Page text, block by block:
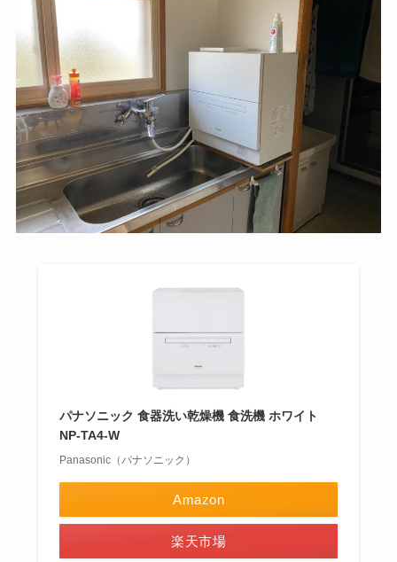
パナソニック 食器洗い乾燥機 食洗機 ホワイト
NP-TA4-W
Panasonic（パナソニック）
Amazon
楽天市場